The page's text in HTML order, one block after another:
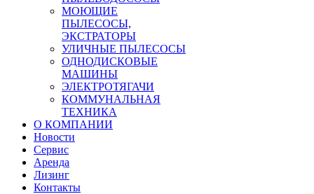
МОЮЩИЕ
ПЫЛЕСОСЫ,
ЭКСТРАТОРЫ
УЛИЧНЫЕ ПЫЛЕСОСЫ
ОДНОДИСКОВЫЕ
МАШИНЫ
ЭЛЕКТРОТЯГАЧИ
КОММУНАЛЬНАЯ
ТЕХНИКА
О КОМПАНИИ
Новости
Сервис
Аренда
Лизинг
Контакты